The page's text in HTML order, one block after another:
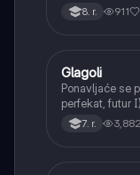
8. r. 911
Srpski jezik
Glagoli
Ponavljaće se
perfekat, futur
aorist,
glagolski
7. r. 3,882